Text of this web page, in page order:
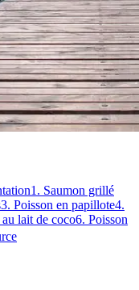
1. Saumon grillé
3. Poisson en papillote4.
lait de coco6. Poisson